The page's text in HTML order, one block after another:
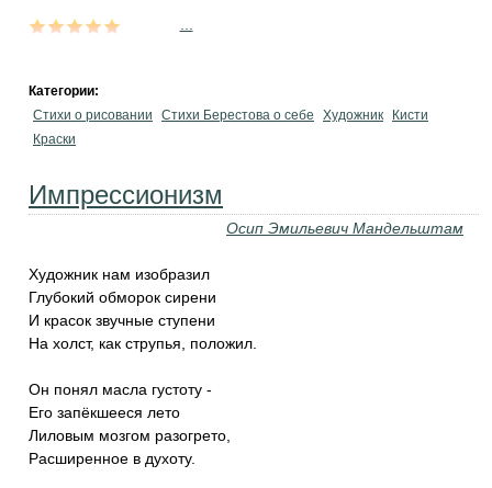
Категории:
Стихи о рисовании
Стихи Берестова о себе Художник
Кисти
Краски
Импрессионизм
Осип Эмильевич Мандельштам
Художник нам изобразил
Глубокий обморок сирени
И красок звучные ступени
На холст, как струпья, положил.
Он понял масла густоту -
Его запёкшееся лето
Лиловым мозгом разогрето,
Расширенное в духоту.